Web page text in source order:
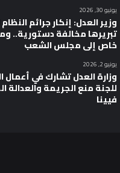
يونيو 30, 2026
وزير العدل: إنكار جرائم النظام
تبريرها مخالفة دستورية..
خاص إلى مجلس الشعب
يونيو 2, 2026
للجنة منع الجريمة والعدالة
فيينا